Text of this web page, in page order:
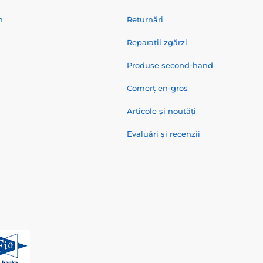
Returnări
Reparații zgărzi
Produse second-hand
Comerț en-gros
Articole și noutăți
Evaluări și recenzii